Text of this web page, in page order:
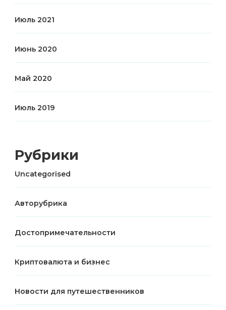
Июль 2021
Июнь 2020
Май 2020
Июль 2019
Рубрики
Uncategorised
Авторубрика
Достопримечательности
Криптовалюта и бизнес
Новости для путешественников